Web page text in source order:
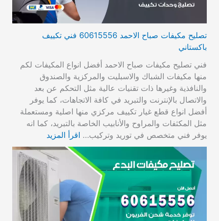
تصليح مكيفات صباح الاحمد 60615556 فني تكييف
باكستاني
فني تصليح مكيفات صباح الاحمد أفضل انواع المكيفات لكم
منها مكيفات الشباك والاسبليت والمركزية والصندوق
والنافذية وغيرها ذات تقنيات عالية مثل التحكم عن بعد
والاتصال بالإنترنت والتبريد في كافة الاتجاهات، كما يوفر
أفضل انواع قطع غيار تكييف مركزي منها اصلية ومستعملة
مثل المكثفات والمراوح والأنابيب الخاصة بالتبريد، كما انه
يوفر فني متخصص في توريد وتركيب… اقرأ المزيد